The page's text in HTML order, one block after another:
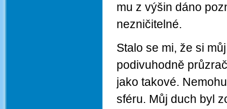
mu z výšin dáno
nezničitelné.
Stalo se mi, že si
podivuhodně
jako takové.
sféru. Můj duch byl